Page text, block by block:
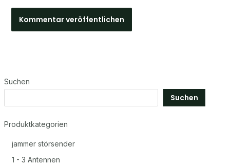
Suchen
Suchen
Produktkategorien
jammer störsender
1 - 3 Antennen